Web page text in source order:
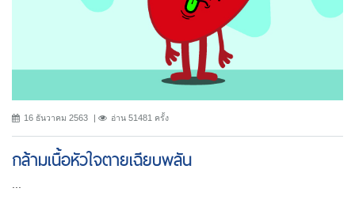
16 ธันวาคม 2563 อ่าน 51481 ครั้ง
กล้ามเนื้อหัวใจตายเฉียบพลัน